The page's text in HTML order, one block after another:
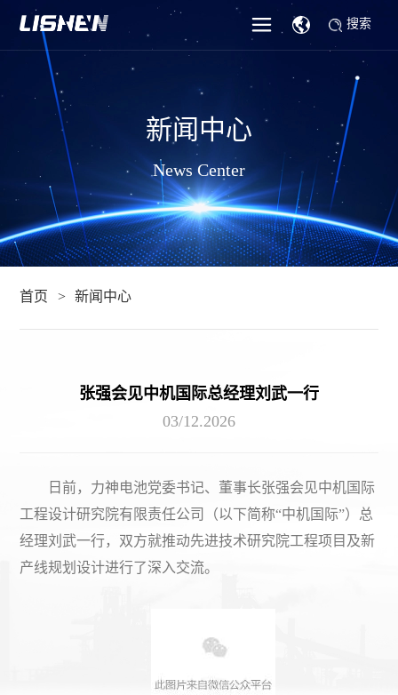
搜索
新闻中心
News Center
首页 新闻中心
张强会见中机国际总经理刘武一行
03/12.2026
日前，力神电池党委书记、董事长张强会见中机国际
工程设计研究院有限责任公司（以下简称“中机国际”）总
经理刘武一行，双方就推动先进技术研究院工程项目及新
产线规划设计进行了深入交流。